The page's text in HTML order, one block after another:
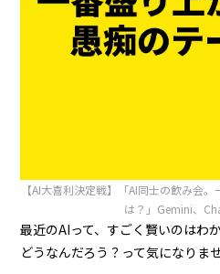
【AI大喜利決定戦】「AI同士の飲み会
は？」Gemini、
最近のAIって、すごく賢いのはわ
どうなんだろう？って気になりま